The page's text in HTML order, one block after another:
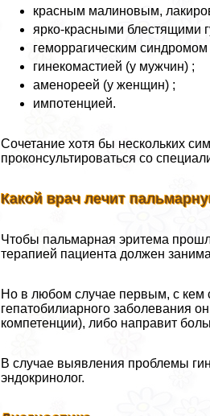
красным малиновым,
ярко-красными блестящими
геморрагическим синдромом
гинекомастией (у мужчин) ;
аменореей (у женщин) ;
импотенцией.
Сочетание хотя бы нескольких
проконсультироваться со
Какой врач лечит
Чтобы пальмарная эритема
терапией пациента должен
Но в любом случае первым, с кем
гепатобилиарного заболевания
компетенции), либо направит
В случае выявления проблемы
эндокринолог.